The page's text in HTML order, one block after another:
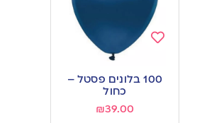
to
wishlist
100 בלונים פסטל –
כחול
₪39.00